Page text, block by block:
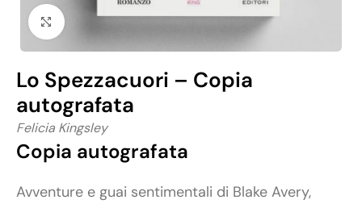
Click to enlarge
Lo Spezzacuori – Copia
autografata
Felicia Kingsley
Copia autografata
Avventure e guai sentimentali di Blake Avery,